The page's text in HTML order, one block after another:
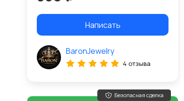
Написать
BaronJewelry
4 отзыва
Безопасная сделка